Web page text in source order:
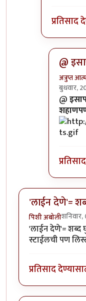
प्रतिसाद
@
अत्रुप्त
बुधवार,
In
@
'लाईन देणे'=
पिशी अबोली
'लाईन देणे'= शब्द
स्टाईलची पण
प्रतिसाद